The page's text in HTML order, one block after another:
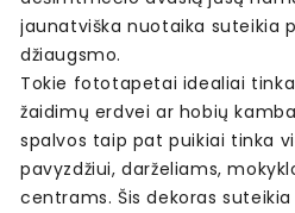
jaunatviška nuotaika suteikia
džiaugsmo.
Tokie fototapetai idealiai
žaidimų erdvei ar hobių
spalvos taip pat puikiai tinka
pavyzdžiui, darželiams,
centrams. Šis dekoras